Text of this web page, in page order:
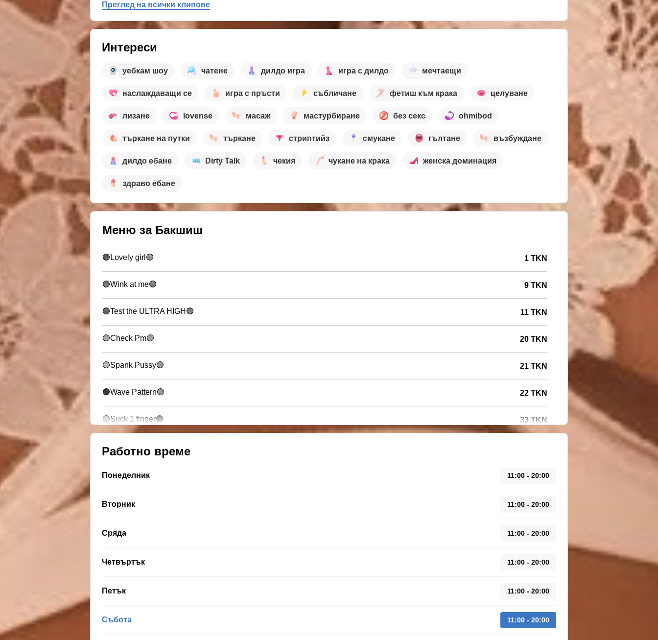
Преглед на всички клипове
Интереси
уебкам шоу чатене дилдо игра игра с дилдо мечтаещи
наслаждаващи се игра с пръсти събличане фетиш към крака целуване
лизане lovense масаж мастурбиране без секс ohmibod
търкане на путки търкане стриптийз смукане гълтане възбуждане
дилдо ебане Dirty Talk чекия чукане на крака женска доминация
здраво ебане
Меню за Бакшиш
🟣Lovely girl🟣 1 TKN
🟣Wink at me🟣 9 TKN
🟢Test the ULTRA HIGH🟢 11 TKN
🟣Check Pm🟣 20 TKN
🟣Spank Pussy🟣 21 TKN
🟢Wave Pattern🟢 22 TKN
🟣Suck 1 finger🟣 33 TKN
Работно време
Понеделник 11:00 - 20:00
Вторник 11:00 - 20:00
Сряда 11:00 - 20:00
Четвъртък 11:00 - 20:00
Петък 11:00 - 20:00
Събота 11:00 - 20:00